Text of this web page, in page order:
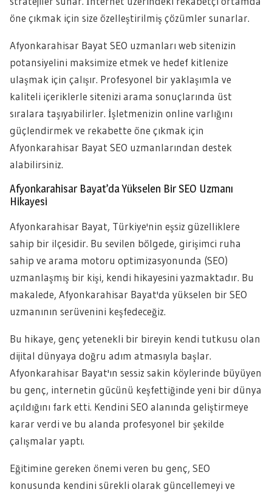
öne çıkmak için size özelleştirilmiş çözümler sunarlar.
Afyonkarahisar Bayat SEO uzmanları web sitenizin
potansiyelini maksimize etmek ve hedef kitlenize
ulaşmak için çalışır. Profesyonel bir yaklaşımla ve
kaliteli içeriklerle sitenizi arama sonuçlarında üst
sıralara taşıyabilirler. İşletmenizin online varlığını
güçlendirmek ve rekabette öne çıkmak için
Afyonkarahisar Bayat SEO uzmanlarından destek
alabilirsiniz.
Afyonkarahisar Bayat’da Yükselen Bir SEO Uzmanı
Hikayesi
Afyonkarahisar Bayat, Türkiye'nin eşsiz güzelliklere
sahip bir ilçesidir. Bu sevilen bölgede, girişimci ruha
sahip ve arama motoru optimizasyonunda (SEO)
uzmanlaşmış bir kişi, kendi hikayesini yazmaktadır. Bu
makalede, Afyonkarahisar Bayat'da yükselen bir SEO
uzmanının serüvenini keşfedeceğiz.
Bu hikaye, genç yetenekli bir bireyin kendi tutkusu olan
dijital dünyaya doğru adım atmasıyla başlar.
Afyonkarahisar Bayat'ın sessiz sakin köylerinde büyüyen
bu genç, internetin gücünü keşfettiğinde yeni bir dünya
açıldığını fark etti. Kendini SEO alanında geliştirmeye
karar verdi ve bu alanda profesyonel bir şekilde
çalışmalar yaptı.
Eğitimine gereken önemi veren bu genç, SEO
konusunda kendini sürekli olarak güncellemeyi ve